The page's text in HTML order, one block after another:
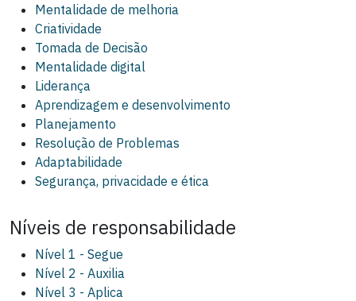
Mentalidade de melhoria
Criatividade
Tomada de Decisão
Mentalidade digital
Liderança
Aprendizagem e desenvolvimento
Planejamento
Resolução de Problemas
Adaptabilidade
Segurança, privacidade e ética
Níveis de responsabilidade
Nível 1 - Segue
Nível 2 - Auxilia
Nível 3 - Aplica